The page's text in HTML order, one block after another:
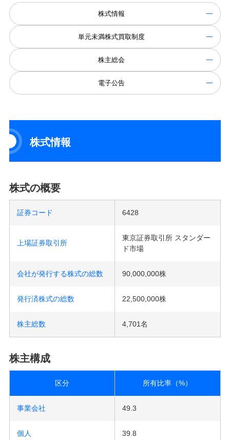
株式情報
単元未満株式買取制度
株主総会
電子公告
株式情報
株式の概要
証券コード 6428
上場証券取引所
東京証券取引所 スタンダー
ド市場
会社が発行する株式の総数 90,000,000株
発行済株式の総数 22,500,000株
株主総数 4,701名
株主構成
区分 所有比率（%）
事業会社 49.3
個人 39.8